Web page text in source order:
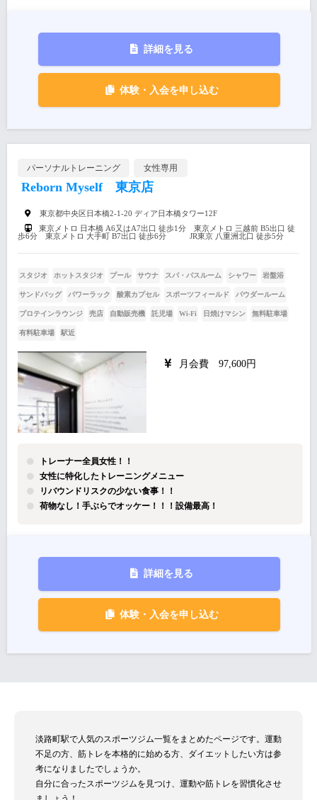
詳細を見る
体験・入会を申し込む
パーソナルトレーニング 女性専用
Reborn Myself 東京店
東京都中央区日本橋2-1-20 ディア日本橋タワー12F
東京メトロ 日本橋 A6又はA7出口 徒歩1分 東京メトロ 三越前 B5出口 徒
歩6分 東京メトロ 大手町 B7出口 徒歩6分 JR東京 八重洲北口 徒歩5分
スタジオ ホットスタジオ プール サウナ スパ・バスルーム シャワー 岩盤浴
サンドバッグ パワーラック 酸素カプセル スポーツフィールド パウダールーム
プロテインラウンジ 売店 自動販売機 託児場 Wi-Fi 日焼けマシン 無料駐車場
有料駐車場 駅近
月会費 97,600円
トレーナー全員女性！！
女性に特化したトレーニングメニュー
リバウンドリスクの少ない食事！！
荷物なし！手ぶらでオッケー！！！設備最高！
詳細を見る
体験・入会を申し込む
淡路町駅で人気のスポーツジム一覧をまとめたページです。運動
不足の方、筋トレを本格的に始める方、ダイエットしたい方は参
考になりましたでしょうか。
自分に合ったスポーツジムを見つけ、運動や筋トレを習慣化させ